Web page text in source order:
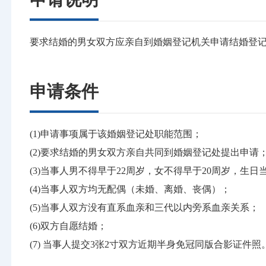
要求结婚的男女双方应亲自到婚姻登记机关申请结婚登记
申请条件
(1)申请事项属于该婚姻登记处职能范围；
(2)要求结婚的男女双方亲自共同到婚姻登记处提出申请；
(3)当事人男不得早于22周岁，女不得早于20周岁，生日
(4)当事人双方均无配偶（未婚、离婚、丧偶）；
(5)当事人双方没有直系血亲和三代以内旁系血亲关系；
(6)双方自愿结婚；
(7) 当事人提交3张2寸双方近期半身免冠同版合影证件照。